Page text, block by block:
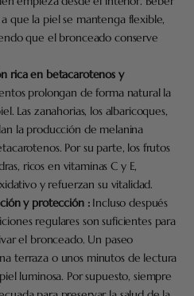
que la piel se mantenga flexible,
que el bronceado conserve
rica en betacarotenos y
prolongan de forma natural la
Las zanahorias, los albaricoques,
la producción de melanina
Por su parte, los frutos
ricos en vitaminas C y E,
y refuerzan su vitalidad.
y protección :Incluso después
regulares son suficientes para
el bronceado. Un paseo
terraza o unos minutos de lectura
luminosa. Por supuesto, siempre